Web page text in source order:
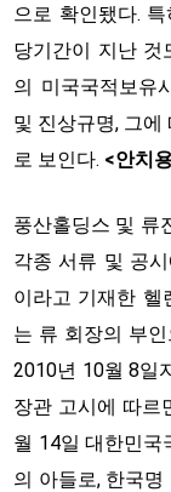
으로 확인됐다.
당기간이 지난 것
의 미국국적보유
및 진상규명, 그에
로 보인다. <안치
풍산홀딩스 및 류
각종 서류 및 공
이라고 기재한 헬
는 류 회장의 부
2010년 10월 8일
장관 고시에 따르
월 14일 대한민국
의 아들로, 한국